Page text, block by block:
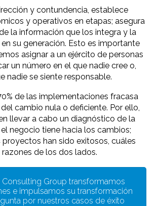
y contundencia, establece
y operativos en etapas; asegura
la información que los integra y la
su generación. Esto es importante
asignar a un ejército de personas
un número en el que nadie cree o,
nadie se siente responsable.
de las implementaciones fracasa
cambio nula o deficiente. Por ello,
llevar a cabo un diagnóstico de la
negocio tiene hacia los cambios;
han sido exitosos, cuáles
de los dos lados.
Consulting Group transformamos
e impulsamos su transformación
por nuestros casos de éxito